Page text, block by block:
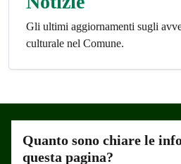
Gli ultimi aggiornamenti sugli
culturale nel Comune.
Quanto sono chiare le
questa pagina?